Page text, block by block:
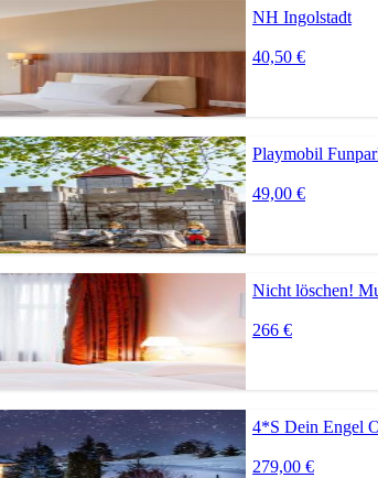
NH Ingolstadt
40,50 €
Playmobil
49,00 €
Nicht löschen!
266 €
4*S Dein Engel
279,00 €